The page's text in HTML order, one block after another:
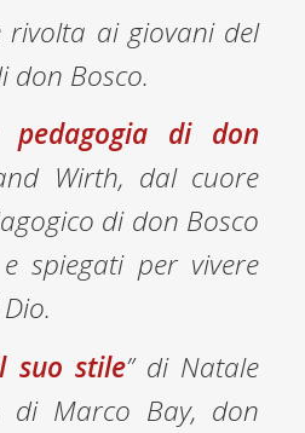
rivolta ai giovani del
don Bosco.
di don
Wirth, dal cuore
di don Bosco
spiegati per vivere
suo stile” di Natale
di Marco Bay, don